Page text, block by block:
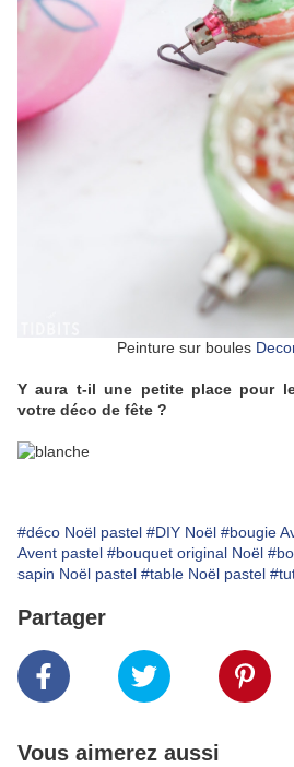
Peinture sur boules
Y aura t-il une petite place pour
votre déco de fête ?
#déco Noël pastel #DIY Noël #bougie
Avent pastel #bouquet original Noël
sapin Noël pastel #table Noël pastel
Partager
Vous aimerez aussi